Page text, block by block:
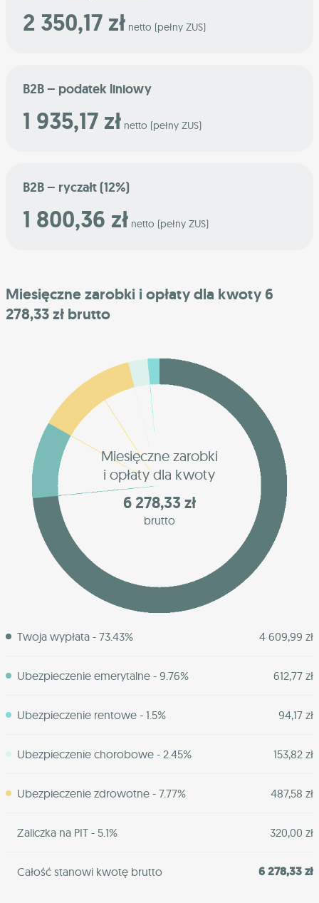
2 350,17 zł netto (pełny ZUS)
B2B – podatek liniowy
1 935,17 zł netto (pełny ZUS)
B2B – ryczałt (12%)
1 800,36 zł netto (pełny ZUS)
Miesięczne zarobki i opłaty dla kwoty 6
278,33 zł brutto
Miesięczne zarobki
i opłaty dla kwoty
6 278,33 zł
brutto
Twoja wypłata - 73.43% 4 609,99 zł
Ubezpieczenie emerytalne - 9.76% 612,77 zł
Ubezpieczenie rentowe - 1.5% 94,17 zł
Ubezpieczenie chorobowe - 2.45% 153,82 zł
Ubezpieczenie zdrowotne - 7.77% 487,58 zł
Zaliczka na PIT - 5.1% 320,00 zł
Całość stanowi kwotę brutto 6 278,33 zł